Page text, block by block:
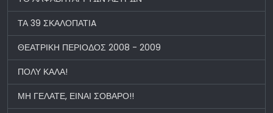
ΤΑ 39 ΣΚΑΛΟΠΑΤΙA
ΘΕΑΤΡΙΚΗ ΠΕΡΙΟΔΟΣ 2008 - 2009
ΠΟΛΥ ΚΑΛΑ!
ΜΗ ΓΕΛΑΤΕ, ΕΙΝΑΙ ΣΟΒΑΡΟ!!